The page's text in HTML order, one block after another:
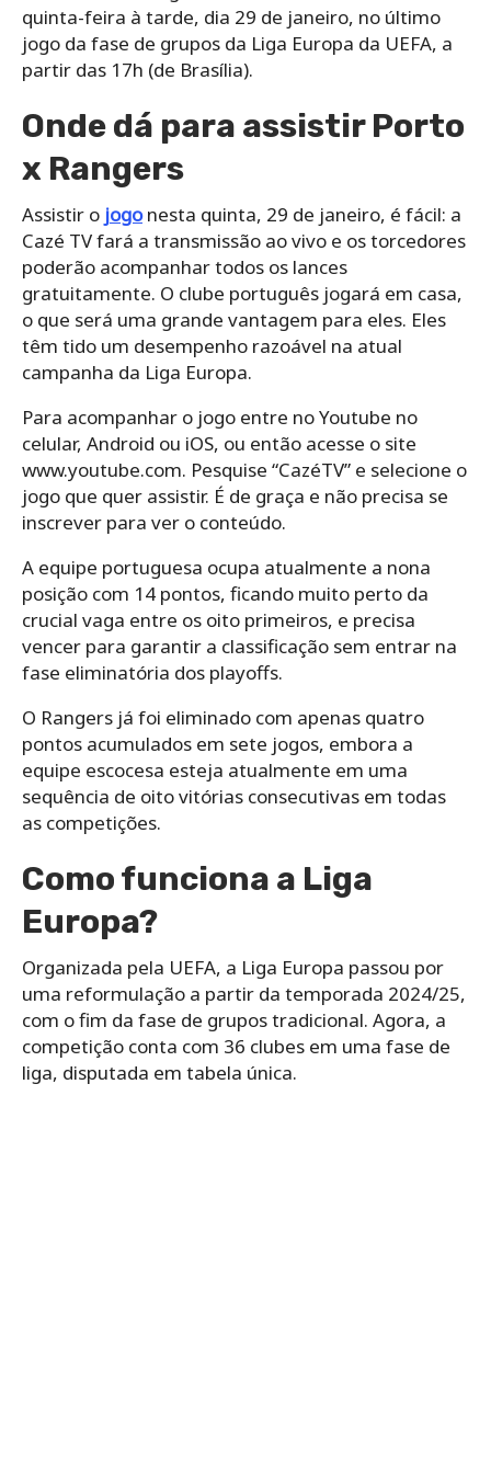
quinta-feira à tarde, dia 29 de janeiro, no último
jogo da fase de grupos da Liga Europa da UEFA, a
partir das 17h (de Brasília).
Onde dá para assistir Porto
x Rangers
Assistir o jogonesta quinta, 29 de janeiro, é fácil: a
Cazé TV fará a transmissão ao vivo e os torcedores
poderão acompanhar todos os lances
gratuitamente. O clube português jogará em casa,
o que será uma grande vantagem para eles. Eles
têm tido um desempenho razoável na atual
campanha da Liga Europa.
Para acompanhar o jogo entre no Youtube no
celular, Android ou iOS, ou então acesse o site
www.youtube.com. Pesquise “CazéTV” e selecione o
jogo que quer assistir. É de graça e não precisa se
inscrever para ver o conteúdo.
A equipe portuguesa ocupa atualmente a nona
posição com 14 pontos, ficando muito perto da
crucial vaga entre os oito primeiros, e precisa
vencer para garantir a classificação sem entrar na
fase eliminatória dos playoffs.
O Rangers já foi eliminado com apenas quatro
pontos acumulados em sete jogos, embora a
equipe escocesa esteja atualmente em uma
sequência de oito vitórias consecutivas em todas
as competições.
Como funciona a Liga
Europa?
Organizada pela UEFA, a Liga Europa passou por
uma reformulação a partir da temporada 2024/25,
com o fim da fase de grupos tradicional. Agora, a
competição conta com 36 clubes em uma fase de
liga, disputada em tabela única.